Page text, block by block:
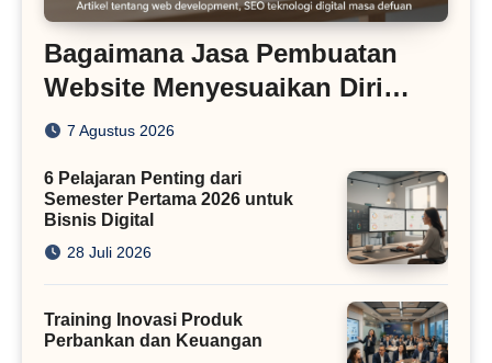
Bagaimana Jasa Pembuatan
Website Menyesuaikan Diri
dengan Algoritma SEO Masa
7 Agustus 2026
6 Pelajaran Penting dari
Semester Pertama 2026 untuk
Bisnis Digital
28 Juli 2026
Training Inovasi Produk
Perbankan dan Keuangan